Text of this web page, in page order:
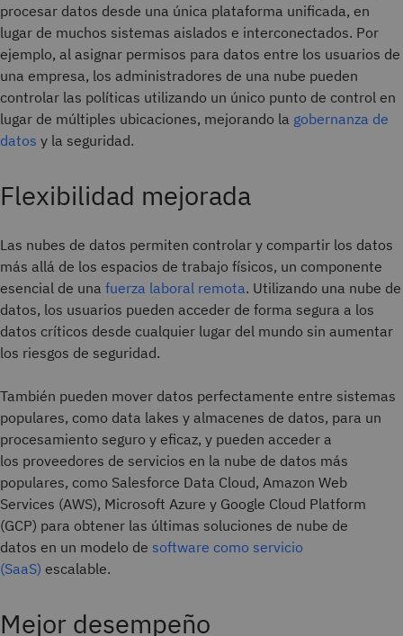
procesar datos desde una única plataforma unificada, en
lugar de muchos sistemas aislados e interconectados. Por
ejemplo, al asignar permisos para datos entre los usuarios de
una empresa, los administradores de una nube pueden
controlar las políticas utilizando un único punto de control en
lugar de múltiples ubicaciones, mejorando la gobernanza de
datos y la seguridad.
Flexibilidad mejorada
Las nubes de datos permiten controlar y compartir los datos
más allá de los espacios de trabajo físicos, un componente
esencial de una fuerza laboral remota. Utilizando una nube de
datos, los usuarios pueden acceder de forma segura a los
datos críticos desde cualquier lugar del mundo sin aumentar
los riesgos de seguridad.
También pueden mover datos perfectamente entre sistemas
populares, como data lakes y almacenes de datos, para un
procesamiento seguro y eficaz, y pueden acceder a
los proveedores de servicios en la nube de datos más
populares, como Salesforce Data Cloud, Amazon Web
Services (AWS), Microsoft Azure y Google Cloud Platform
(GCP) para obtener las últimas soluciones de nube de
datos en un modelo de software como servicio
(SaaS) escalable.
Mejor desempeño